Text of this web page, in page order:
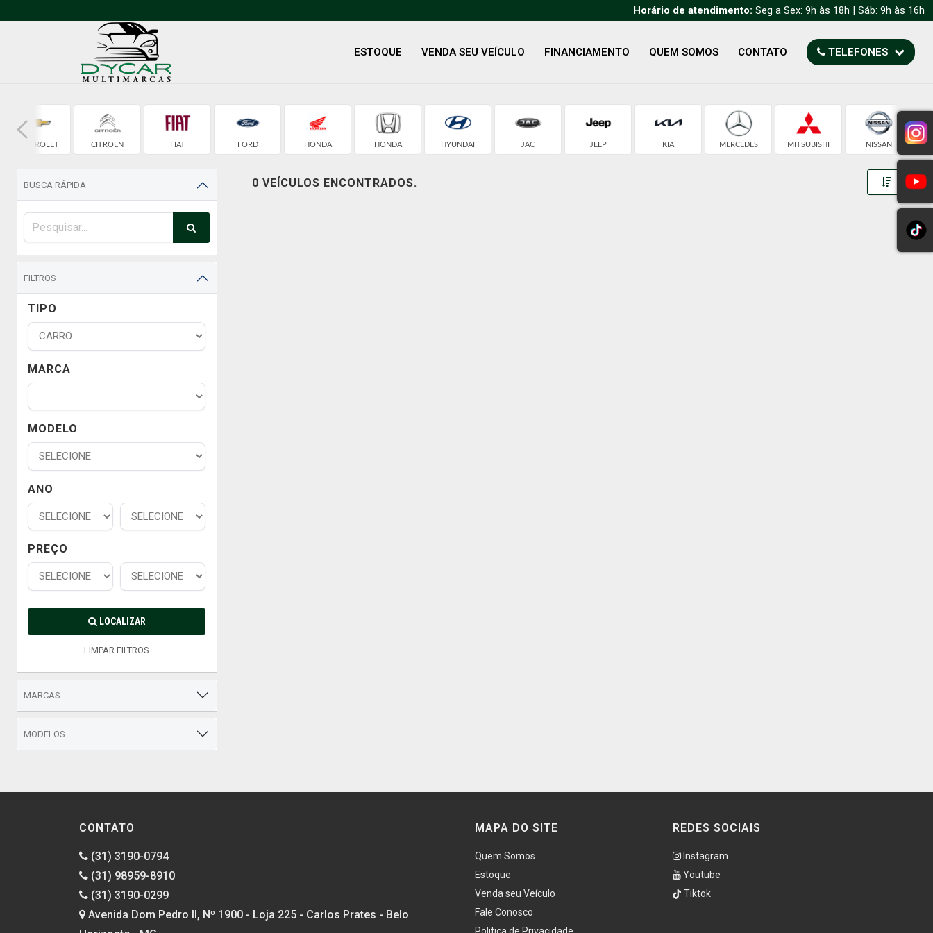
Horário de atendimento: Seg a Sex: 9h às 18h | Sáb: 9h às 16h
ESTOQUE VENDA SEU VEÍCULO FINANCIAMENTO QUEM SOMOS CONTATO TELEFONES
CHEVROLET CITROEN FIAT FORD HONDA HONDA HYUNDAI JAC JEEP KIA MERCEDES MITSUBISHI NISSAN
BUSCA RÁPIDA
FILTROS
TIPO
MARCA
MODELO
ANO
PREÇO
LOCALIZAR
LIMPAR FILTROS
MARCAS
MODELOS
0 VEÍCULOS ENCONTRADOS. Toggle
CONTATO
(31) 3190-0794
(31) 98959-8910
(31) 3190-0299
Avenida Dom Pedro II, Nº 1900 - Loja 225 - Carlos Prates - Belo
MAPA DO SITE
Quem Somos
Estoque
Venda seu Veículo
Fale Conosco
Politica de Privacidade
REDES SOCIAIS
Instagram
Youtube
Tiktok